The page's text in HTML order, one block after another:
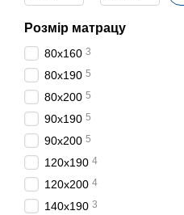
Розмір матрацу
80х160 3
80х190 5
80х200 5
90х190 5
90х200 5
120х190 4
120х200 4
140х190 3